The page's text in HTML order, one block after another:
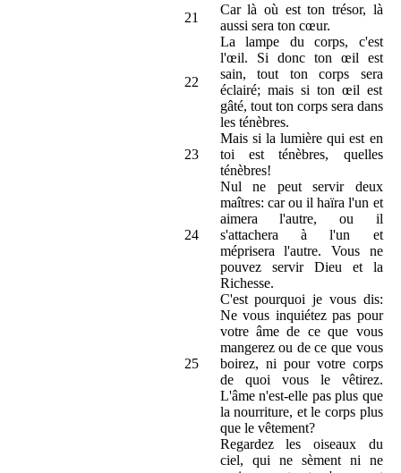
21
Car là où est ton trésor, là
aussi sera ton cœur.
22
La lampe du corps, c'est
l'œil. Si donc ton œil est
sain, tout ton corps sera
éclairé; mais si ton œil est
gâté, tout ton corps sera dans
les ténèbres.
23
Mais si la lumière qui est en
toi est ténèbres, quelles
ténèbres!
24
Nul ne peut servir deux
maîtres: car ou il haïra l'un et
aimera l'autre, ou il
s'attachera à l'un et
méprisera l'autre. Vous ne
pouvez servir Dieu et la
Richesse.
25
C'est pourquoi je vous dis:
Ne vous inquiétez pas pour
votre âme de ce que vous
mangerez ou de ce que vous
boirez, ni pour votre corps
de quoi vous le vêtirez.
L'âme n'est-elle pas plus que
la nourriture, et le corps plus
que le vêtement?
Regardez les oiseaux du
ciel, qui ne sèment ni ne